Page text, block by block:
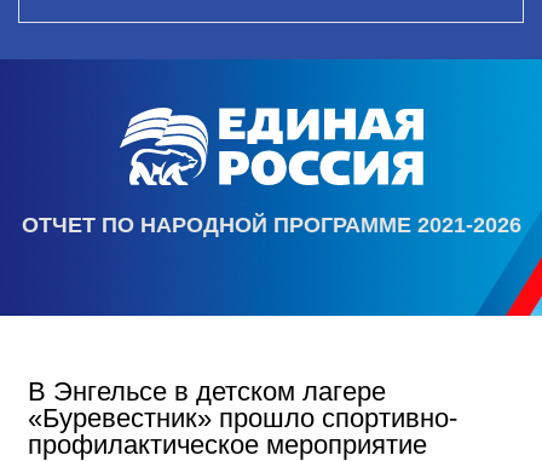
ОТЧЕТ ПО НАРОДНОЙ ПРОГРАММЕ 2021-2026
В Энгельсе в детском лагере
«Буревестник» прошло спортивно-
профилактическое мероприятие